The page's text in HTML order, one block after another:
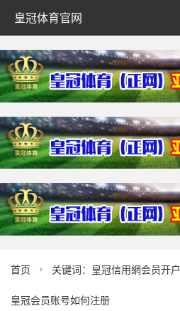
皇冠体育官网
首页  关键词：皇冠信用網会员开户
皇冠会员账号如何注册